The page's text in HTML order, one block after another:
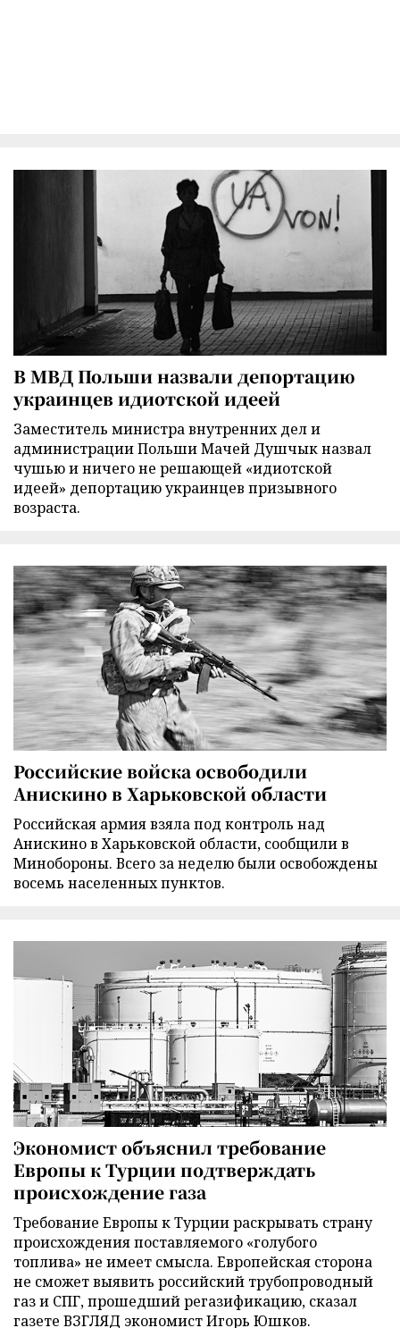
В МВД Польши назвали депортацию
украинцев идиотской идеей
Заместитель министра внутренних дел и
администрации Польши Мачей Душчык назвал
чушью и ничего не решающей «идиотской
идеей» депортацию украинцев призывного
возраста.
Российские войска освободили
Анискино в Харьковской области
Российская армия взяла под контроль над
Анискино в Харьковской области, сообщили в
Минобороны. Всего за неделю были освобождены
восемь населенных пунктов.
Экономист объяснил требование
Европы к Турции подтверждать
происхождение газа
Требование Европы к Турции раскрывать страну
происхождения поставляемого «голубого
топлива» не имеет смысла. Европейская сторона
не сможет выявить российский трубопроводный
газ и СПГ, прошедший регазификацию, сказал
газете ВЗГЛЯД экономист Игорь Юшков.